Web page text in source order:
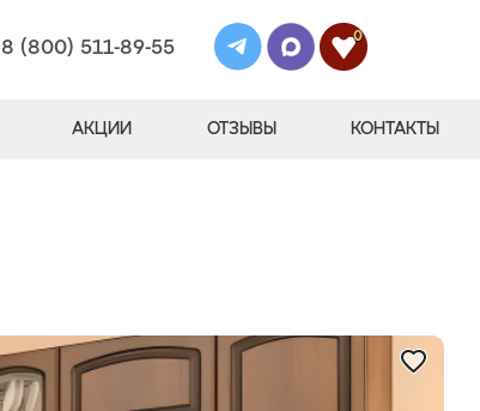
8 (800) 511-89-55
0
АКЦИИ ОТЗЫВЫ КОНТАКТЫ